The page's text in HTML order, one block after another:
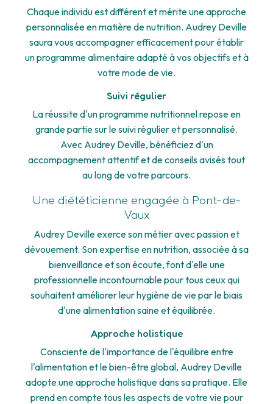
Chaque individu est différent et mérite une approche
personnalisée en matière de nutrition. Audrey Deville
saura vous accompagner efficacement pour établir
un programme alimentaire adapté à vos objectifs et à
votre mode de vie.
Suivi régulier
La réussite d'un programme nutritionnel repose en
grande partie sur le suivi régulier et personnalisé.
Avec Audrey Deville, bénéficiez d'un
accompagnement attentif et de conseils avisés tout
au long de votre parcours.
Une diététicienne engagée à Pont-de-
Vaux
Audrey Deville exerce son métier avec passion et
dévouement. Son expertise en nutrition, associée à sa
bienveillance et son écoute, font d'elle une
professionnelle incontournable pour tous ceux qui
souhaitent améliorer leur hygiène de vie par le biais
d'une alimentation saine et équilibrée.
Approche holistique
Consciente de l'importance de l'équilibre entre
l'alimentation et le bien-être global, Audrey Deville
adopte une approche holistique dans sa pratique. Elle
prend en compte tous les aspects de votre vie pour